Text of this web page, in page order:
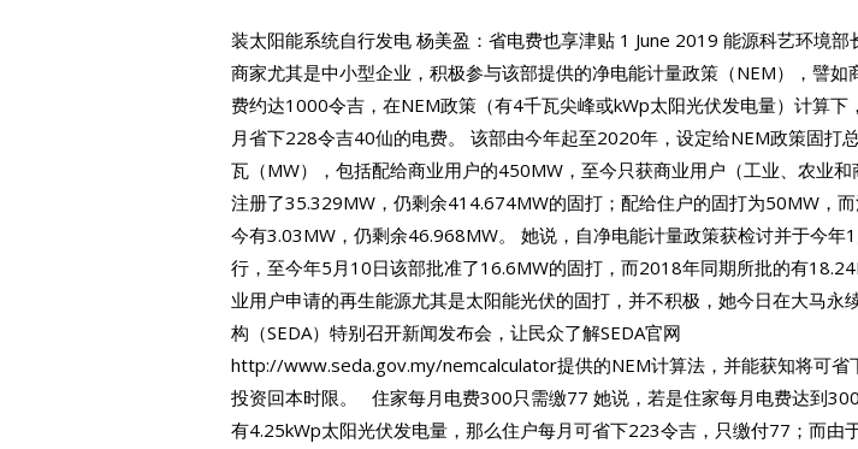
装太阳能系统自行发电 杨美盈：省电费也享津贴 1 June 2019 能源科艺环境部
商家尤其是中小型企业，积极参与该部提供的净电能计量政策（NEM），譬如
费约达1000令吉，在NEM政策（有4千瓦尖峰或kWp太阳光伏发电量）计算下
月省下228令吉40仙的电费。 该部由今年起至2020年，设定给NEM政策固打
瓦（MW），包括配给商业用户的450MW，至今只获商业用户（工业、农业和
注册了35.329MW，仍剩余414.674MW的固打；配给住户的固打为50MW，
今有3.03MW，仍剩余46.968MW。 她说，自净电能计量政策获检讨并于今年
行，至今年5月10日该部批准了16.6MW的固打，而2018年同期所批的有
业用户申请的再生能源尤其是太阳能光伏的固打，并不积极，她今日在大马永
构（SEDA）特别召开新闻发布会，让民众了解SEDA官网
http://www.seda.gov.my/nemcalculator提供的NEM计算法，并能获知将可省
投资回本时限。 住家每月电费300只需缴77 她说，若是住家每月电费达到
有4.25kWp太阳光伏发电量，那么住户每月可省下223令吉，只缴付77；而由